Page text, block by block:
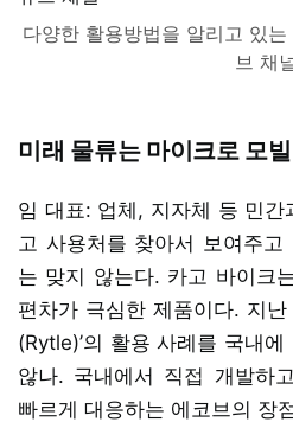
다양한 활용방법을 알리고 있
브 채
미래 물류는 마이크로 모
임 대표: 업체, 지자체 등 민
고 사용처를 찾아서 보여주
는 맞지 않는다. 카고 바이크
편차가 극심한 제품이다. 지난
(Rytle)’의 활용 사례를 국내
않나. 국내에서 직접 개발하
빠르게 대응하는 에코브의 장